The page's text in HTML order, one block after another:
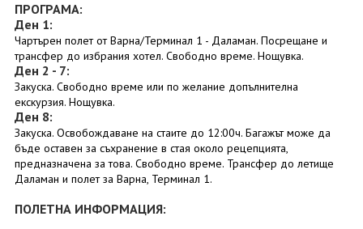
ПРОГРАМА:
Ден 1:
Чартърен полет от Варна/Терминал 1 - Даламан. Посрещане и
трансфер до избрания хотел. Свободно време. Нощувка.
Ден 2 - 7:
Закуска. Свободно време или по желание допълнителна
екскурзия. Нощувка.
Ден 8:
Закуска. Освобождаване на стаите до 12:00ч. Багажът може да
бъде оставен за съхранение в стая около рецепцията,
предназначена за това. Свободно време. Трансфер до летище
Даламан и полет за Варна, Терминал 1.
ПОЛЕТНА ИНФОРМАЦИЯ: